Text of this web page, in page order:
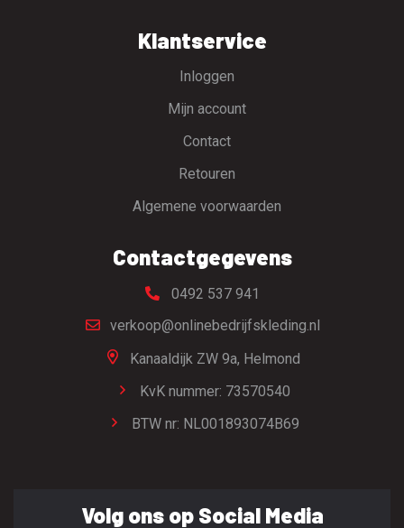
Klantservice
Inloggen
Mijn account
Contact
Retouren
Algemene voorwaarden
Contactgegevens
0492 537 941
verkoop@onlinebedrijfskleding.nl
Kanaaldijk ZW 9a, Helmond
KvK nummer: 73570540
BTW nr: NL001893074B69
Volg ons op Social Media